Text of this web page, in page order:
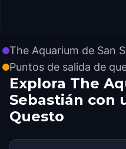
The Aquarium de San
Puntos de salida de
Explora The
Sebastián con
Questo